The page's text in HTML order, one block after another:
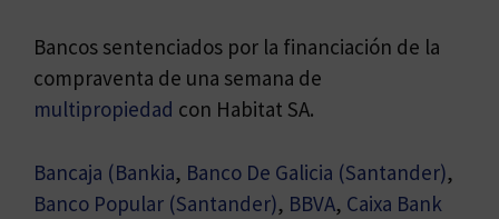
Bancos sentenciados por la financiación de la
compraventa de una semana de
multipropiedad con Habitat SA.
Bancaja (Bankia, Banco De Galicia (Santander),
Banco Popular (Santander), BBVA, Caixa Bank